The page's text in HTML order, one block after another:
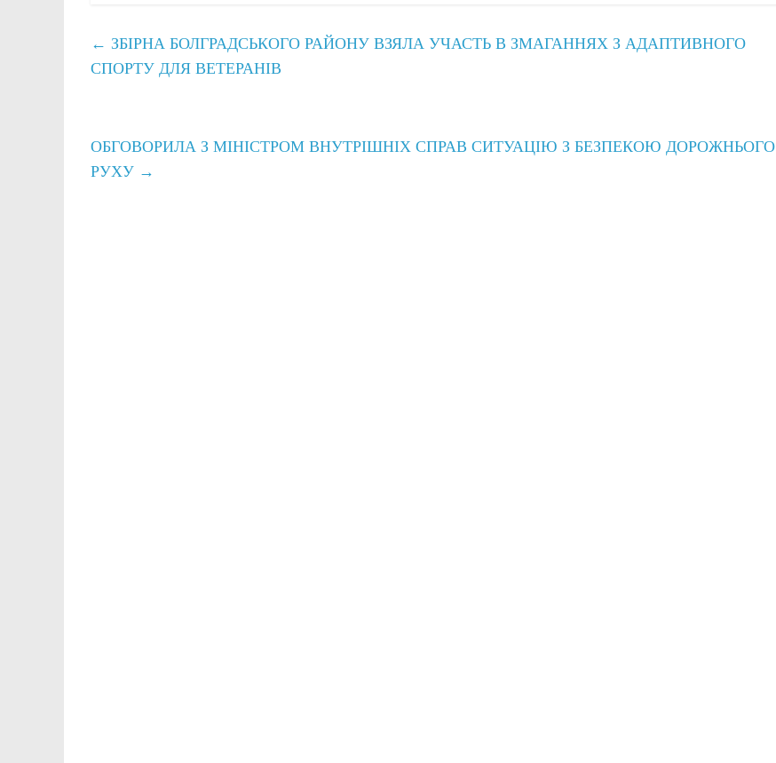
← ЗБІРНА БОЛГРАДСЬКОГО РАЙОНУ ВЗЯЛА УЧАСТЬ В ЗМАГАННЯХ З АДАПТИВНОГО
СПОРТУ ДЛЯ ВЕТЕРАНІВ
ОБГОВОРИЛА З МІНІСТРОМ ВНУТРІШНІХ СПРАВ СИТУАЦІЮ З БЕЗПЕКОЮ ДОРОЖНЬОГО
РУХУ →